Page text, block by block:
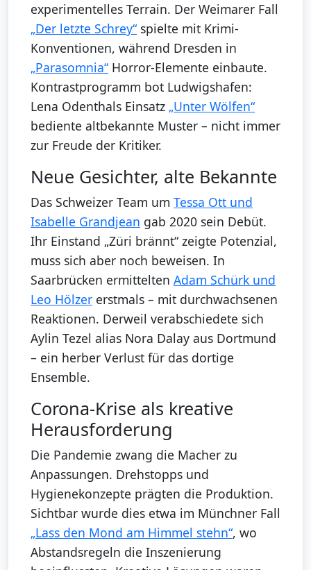
experimentelles Terrain. Der Weimarer Fall
„Der letzte Schrey“ spielte mit Krimi-
Konventionen, während Dresden in
„Parasomnia“ Horror-Elemente einbaute.
Kontrastprogramm bot Ludwigshafen:
Lena Odenthals Einsatz „Unter Wölfen“
bediente altbekannte Muster – nicht immer
zur Freude der Kritiker.
Neue Gesichter, alte Bekannte
Das Schweizer Team um Tessa Ott und
Isabelle Grandjean gab 2020 sein Debüt.
Ihr Einstand „Züri brännt“ zeigte Potenzial,
muss sich aber noch beweisen. In
Saarbrücken ermittelten Adam Schürk und
Leo Hölzer erstmals – mit durchwachsenen
Reaktionen. Derweil verabschiedete sich
Aylin Tezel alias Nora Dalay aus Dortmund
– ein herber Verlust für das dortige
Ensemble.
Corona-Krise als kreative
Herausforderung
Die Pandemie zwang die Macher zu
Anpassungen. Drehstopps und
Hygienekonzepte prägten die Produktion.
Sichtbar wurde dies etwa im Münchner Fall
„Lass den Mond am Himmel stehn“, wo
Abstandsregeln die Inszenierung